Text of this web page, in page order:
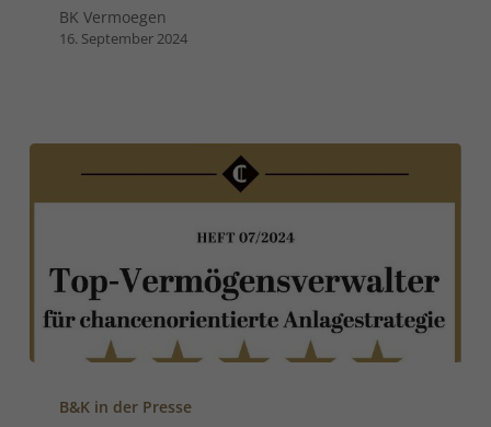
BK Vermoegen
16. September 2024
B&K in der Presse